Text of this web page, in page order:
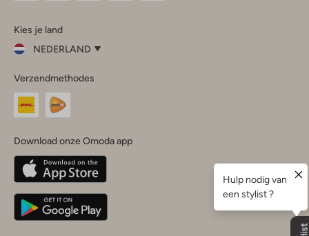
InstagramFacebook
Kies je land
NEDERLAND
je
land
Nederland
Belgique(Français)
Deutschland
Verzendmethodes
Download onze Omoda app